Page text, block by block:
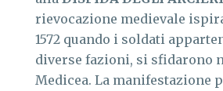
rievocazione medievale
1572 quando i soldati
diverse fazioni, si sfidarono
Medicea. La manifestazione